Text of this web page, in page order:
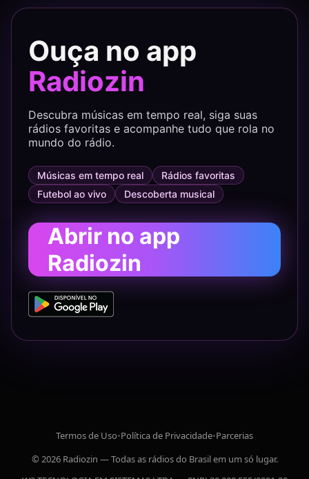
Ouça no app
Radiozin
Descubra músicas em tempo real, siga suas
rádios favoritas e acompanhe tudo que rola no
mundo do rádio.
Músicas em tempo real
Rádios favoritas
Futebol ao vivo
Descoberta musical
Abrir no app
Radiozin
Termos de Uso•Política de Privacidade•Parcerias
© 2026 Radiozin — Todas as rádios do Brasil em um só lugar.